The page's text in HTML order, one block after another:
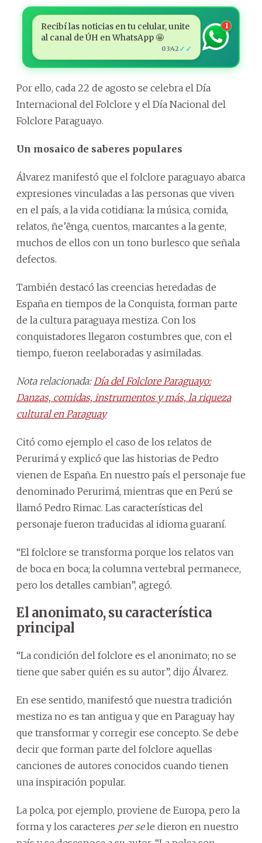
Recibí las noticias en tu celular, unite
al canal de ÚH en WhatsApp 🤩
03:42 ✓✓
1
Por ello, cada 22 de agosto se celebra el Día
Internacional del Folclore y el Día Nacional del
Folclore Paraguayo.
Un mosaico de saberes populares
Álvarez manifestó que el folclore paraguayo abarca
expresiones vinculadas a las personas que viven
en el país, a la vida cotidiana: la música, comida,
relatos, ñe’ẽnga, cuentos, marcantes a la gente,
muchos de ellos con un tono burlesco que señala
defectos.
También destacó las creencias heredadas de
España en tiempos de la Conquista, forman parte
de la cultura paraguaya mestiza. Con los
conquistadores llegaron costumbres que, con el
tiempo, fueron reelaboradas y asimiladas.
Nota relacionada: Día del Folclore Paraguayo:
Danzas, comidas, instrumentos y más, la riqueza
cultural en Paraguay
Citó como ejemplo el caso de los relatos de
Perurimá y explicó que las historias de Pedro
vienen de España. En nuestro país el personaje fue
denominado Perurimá, mientras que en Perú se
llamó Pedro Rimac. Las características del
personaje fueron traducidas al idioma guaraní.
“El folclore se transforma porque los relatos van
de boca en boca; la columna vertebral permanece,
pero los detalles cambian”, agregó.
El anonimato, su característica
principal
“La condición del folclore es el anonimato; no se
tiene que saber quién es su autor”, dijo Álvarez.
En ese sentido, manifestó que nuestra tradición
mestiza no es tan antigua y que en Paraguay hay
que transformar y corregir ese concepto. Se debe
decir que forman parte del folclore aquellas
canciones de autores conocidos cuando tienen
una inspiración popular.
La polca, por ejemplo, proviene de Europa, pero la
forma y los caracteres per sele dieron en nuestro